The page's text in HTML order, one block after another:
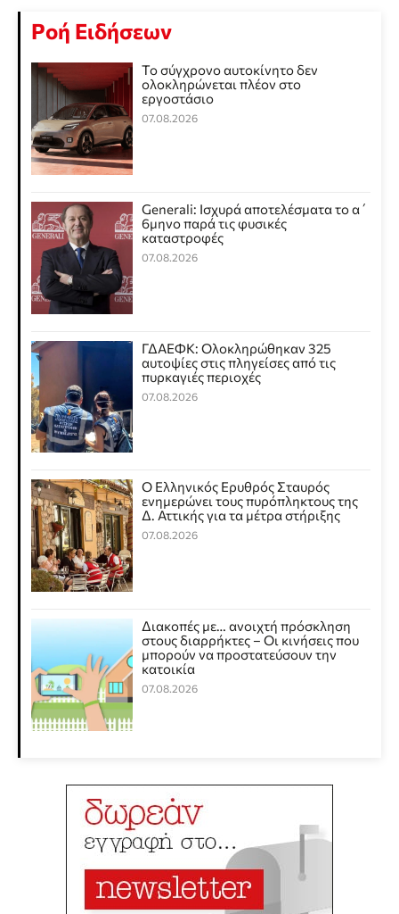
Ροή Ειδήσεων
Το σύγχρονο αυτοκίνητο δεν
ολοκληρώνεται πλέον στο
εργοστάσιο
07.08.2026
Generali: Ισχυρά αποτελέσματα το α΄
6μηνο παρά τις φυσικές
καταστροφές
07.08.2026
ΓΔΑΕΦΚ: Ολοκληρώθηκαν 325
αυτοψίες στις πληγείσες από τις
πυρκαγιές περιοχές
07.08.2026
Ο Ελληνικός Ερυθρός Σταυρός
ενημερώνει τους πυρόπληκτους της
Δ. Αττικής για τα μέτρα στήριξης
07.08.2026
Διακοπές με… ανοιχτή πρόσκληση
στους διαρρήκτες – Οι κινήσεις που
μπορούν να προστατεύσουν την
κατοικία
07.08.2026